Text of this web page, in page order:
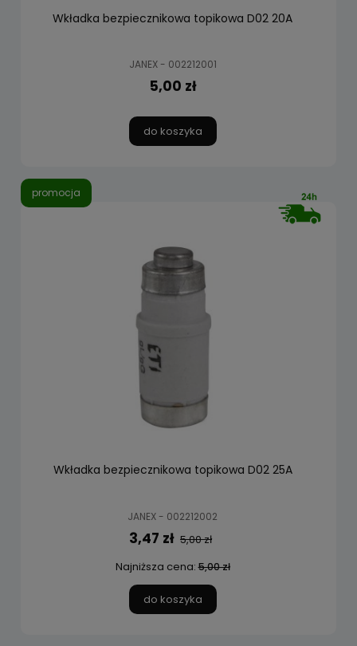
Wkładka bezpiecznikowa topikowa D02 20A
JANEX - 002212001
5,00 zł
do koszyka
Wkładka bezpiecznikowa topikowa D02 25A
JANEX - 002212002
3,47 zł 5,00 zł
Najniższa cena:5,00 zł
do koszyka
promocja